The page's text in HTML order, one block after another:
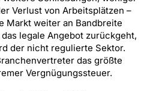
Verlust von Arbeitsplätzen –
Markt weiter an Bandbreite
legale Angebot zurückgeht,
der nicht regulierte Sektor.
das größte
Vergnügungssteuer.